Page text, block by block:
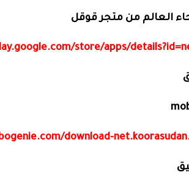
العالم من متجر قوقل
store/apps/
download-